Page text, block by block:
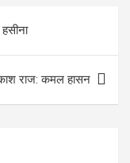
राज: कमल हासन